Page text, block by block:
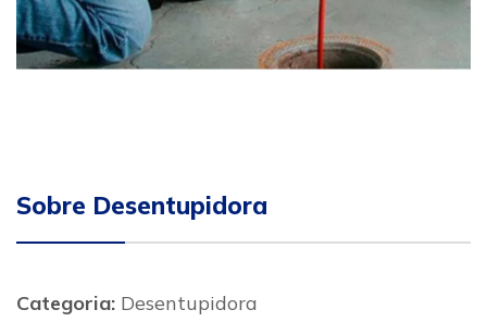
Sobre Desentupidora
Categoria: Desentupidora